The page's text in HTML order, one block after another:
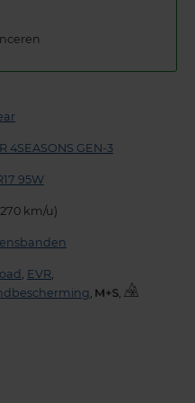
4SEASONS GEN-3
95W
km/u)
, EVR,
, ,